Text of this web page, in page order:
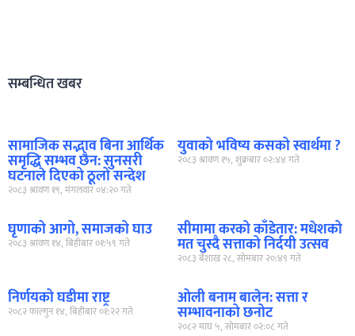
सम्बन्धित खबर
सामाजिक सद्भाव बिना आर्थिक
समृद्धि सम्भव छैन: सुनसरी
घटनाले दिएको ठूलो सन्देश
२०८३ श्रावण १९, मंगलवार ०४:२० गते
युवाको भविष्य कसको स्वार्थमा ?
२०८३ श्रावण १५, शुक्रबार ०२:४४ गते
घृणाको आगो, समाजको घाउ
२०८३ श्रावण १४, बिहीबार ०१:५९ गते
सीमामा करको काँडेतार: मधेशको
मत चुस्दै सत्ताको निर्दयी उत्सव
२०८३ बैशाख २८, सोमबार २०:४९ गते
निर्णयको घडीमा राष्ट्र
२०८२ फाल्गुन १४, बिहीबार ०१:२२ गते
ओली बनाम बालेन: सत्ता र
सम्भावनाको छनोट
२०८२ माघ ५, सोमबार ०२:०८ गते